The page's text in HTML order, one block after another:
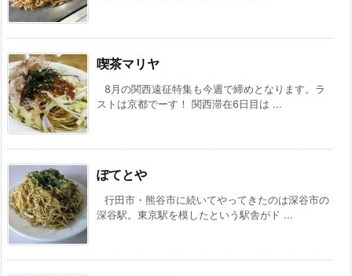
喫茶マリヤ
8月の関西遠征特集も今週で締めとなります。ラ
ストは京都でーす！ 関西滞在6日目は ...
ぽてとや
行田市・熊谷市に続いてやってきたのは深谷市の
深谷駅。東京駅を模したという駅舎がド ...